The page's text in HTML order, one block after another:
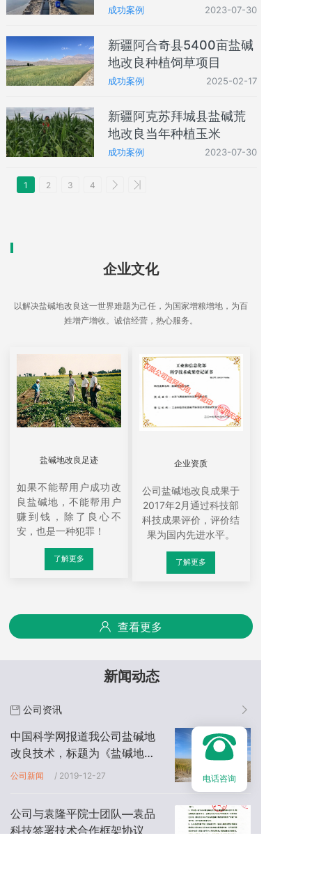
应用我公司盐碱地改良技
成功案例 2023-07-30
新疆阿合奇县5400亩盐碱
地改良种植饲草项目
成功案例 2025-02-17
新疆阿克苏拜城县盐碱荒
地改良当年种植玉米
成功案例 2023-07-30
1 2 3 4
查看更多
企业文化
以解决盐碱地改良这一世界难题为己任，为国家增粮增地，为百
姓增产增收。诚信经营，热心服务。
盐碱地改良足迹
如果不能帮用户成功改
良盐碱地，不能帮用户
赚到钱，除了良心不
安，也是一种犯罪！
了解更多
企业资质
公司盐碱地改良成果于
2017年2月通过科技部
科技成果评价，评价结
果为国内先进水平。
了解更多
新闻动态
公司资讯
中国科学网报道我公司盐碱地
改良技术，标题为《盐碱地改
良不再是世界难题》
公司新闻 / 2019-12-27
公司与袁隆平院士团队—袁品
科技签署技术合作框架协议
电话咨询